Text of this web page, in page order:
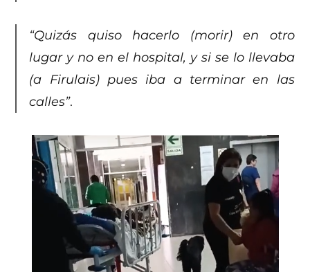
“Quizás quiso hacerlo (morir) en otro
lugar y no en el hospital, y si se lo llevaba
(a Firulais) pues iba a terminar en las
calles”.